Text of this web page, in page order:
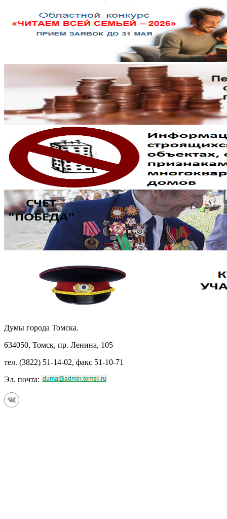
Думы города Томска.
634050, Томск, пр. Ленина, 105
тел. (3822) 51-14-02, факс 51-10-71
Эл. почта: